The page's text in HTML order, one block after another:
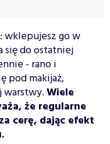
wklepujesz go w
się do ostatniej
- rano i
pod makijaż,
warstwy.Wiele
że regularne
cerę, dając efekt